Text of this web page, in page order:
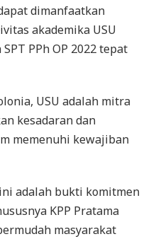
dimanfaatkan
akademika USU
PPh OP 2022 tepat
USU adalah mitra
kesadaran dan
memenuhi kewajiban
adalah bukti komitmen
KPP Pratama
masyarakat